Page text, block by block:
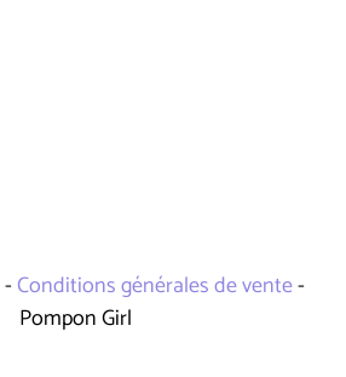
-Conditions générales de vente-
Pompon Girl